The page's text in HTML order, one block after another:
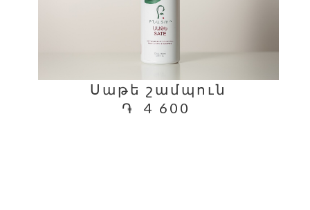
Սաթե շամպուն
֏
4 600